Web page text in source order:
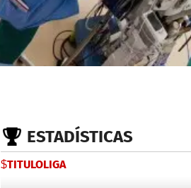
ESTADÍSTICAS
$TITULOLIGA